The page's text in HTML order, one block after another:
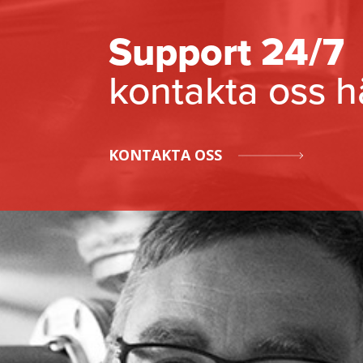
Support 24/7
kontakta oss
KONTAKTA OSS